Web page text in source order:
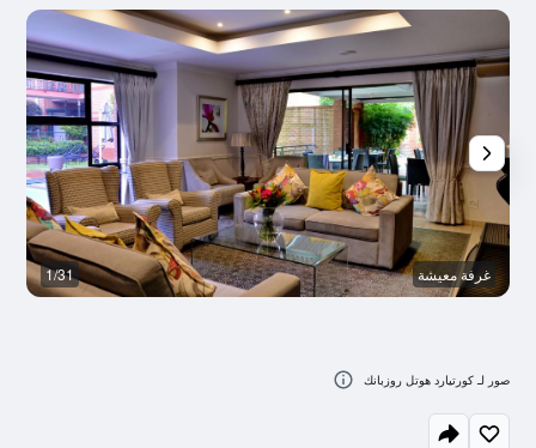
غرفة معيشة 1/31
صور لـ كورتيارد هوتل روزبانك